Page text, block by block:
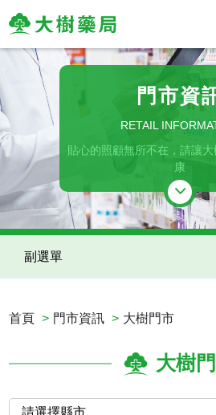
大
樹
連
鎖
藥
局
門市資
RETAIL
貼心的照顧無所不在，請讓
康
副選單
首頁 門市資訊 大樹門市
大樹